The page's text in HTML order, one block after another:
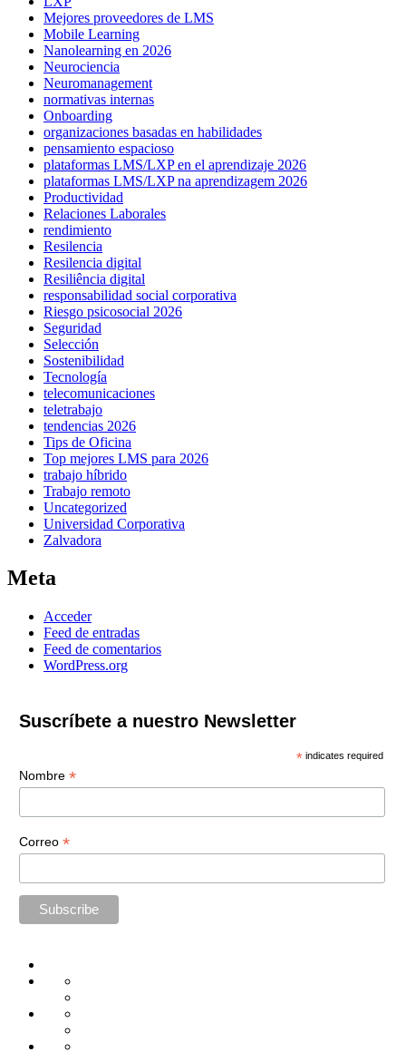
Mejores proveedores de LMS
Mobile Learning
Nanolearning en 2026
Neurociencia
Neuromanagement
normativas internas
Onboarding
organizaciones basadas en habilidades
pensamiento espacioso
plataformas LMS/LXP en el aprendizaje 2026
plataformas LMS/LXP na aprendizagem 2026
Productividad
Relaciones Laborales
rendimiento
Resilencia
Resilencia digital
Resiliência digital
responsabilidad social corporativa
Riesgo psicosocial 2026
Seguridad
Selección
Sostenibilidad
Tecnología
telecomunicaciones
teletrabajo
tendencias 2026
Tips de Oficina
Top mejores LMS para 2026
trabajo híbrido
Trabajo remoto
Uncategorized
Universidad Corporativa
Zalvadora
Meta
Acceder
Feed de entradas
Feed de comentarios
WordPress.org
Suscríbete a nuestro Newsletter
* indicates required
Nombre *
Correo *
Administración
Capacitación
Desarrollo